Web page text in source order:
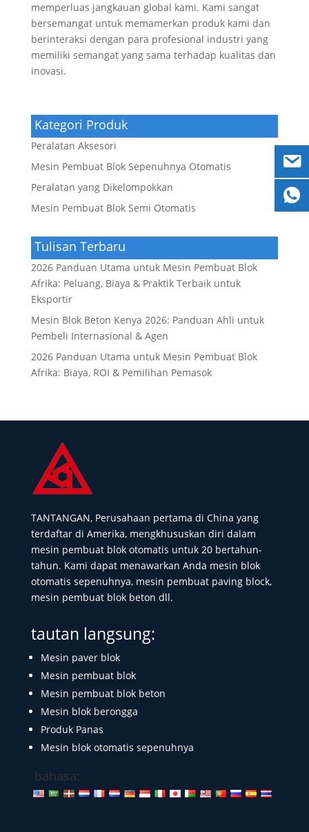
memperluas jangkauan global kami. Kami sangat
bersemangat untuk memamerkan produk kami dan
berinteraksi dengan para profesional industri yang
memiliki semangat yang sama terhadap kualitas dan
inovasi.
Kategori Produk
Peralatan Aksesori
Mesin Pembuat Blok Sepenuhnya Otomatis
Peralatan yang Dikelompokkan
Mesin Pembuat Blok Semi Otomatis
Tulisan Terbaru
2026 Panduan Utama untuk Mesin Pembuat Blok
Afrika: Peluang, Biaya & Praktik Terbaik untuk
Eksportir
Mesin Blok Beton Kenya 2026: Panduan Ahli untuk
Pembeli Internasional & Agen
2026 Panduan Utama untuk Mesin Pembuat Blok
Afrika: Biaya, ROI & Pemilihan Pemasok
TANTANGAN, Perusahaan pertama di China yang
terdaftar di Amerika, mengkhususkan diri dalam
mesin pembuat blok otomatis untuk 20 bertahun-
tahun. Kami dapat menawarkan Anda mesin blok
otomatis sepenuhnya, mesin pembuat paving block,
mesin pembuat blok beton dll.
tautan langsung:
Mesin paver blok
Mesin pembuat blok
Mesin pembuat blok beton
Mesin blok berongga
Produk Panas
Mesin blok otomatis sepenuhnya
bahasa: